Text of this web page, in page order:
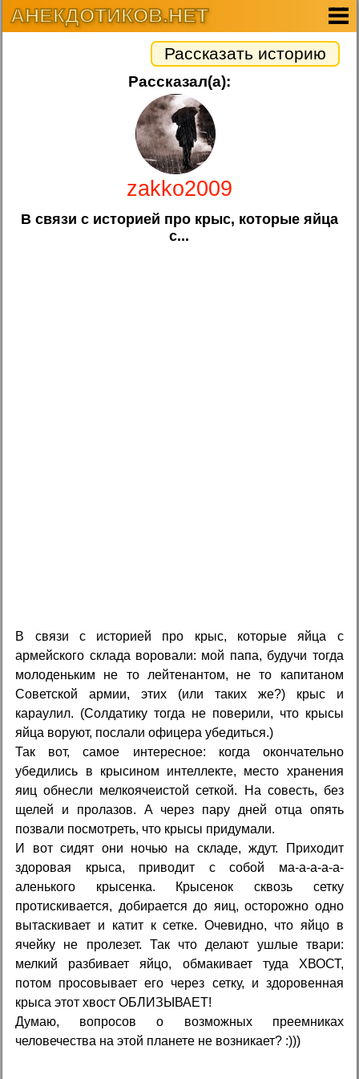
АНЕКДОТИКОВ.НЕТ
Рассказать историю
Рассказал(а):
zakko2009
В связи с историей про крыс, которые яйца
с...
В связи с историей про крыс, которые яйца с
армейского склада воровали: мой папа, будучи тогда
молоденьким не то лейтенантом, не то капитаном
Советской армии, этих (или таких же?) крыс и
караулил. (Солдатику тогда не поверили, что крысы
яйца воруют, послали офицера убедиться.)
Так вот, самое интересное: когда окончательно
убедились в крысином интеллекте, место хранения
яиц обнесли мелкоячеистой сеткой. На совесть, без
щелей и пролазов. А через пару дней отца опять
позвали посмотреть, что крысы придумали.
И вот сидят они ночью на складе, ждут. Приходит
здоровая крыса, приводит с собой ма-а-а-а-а-
аленького крысенка. Крысенок сквозь сетку
протискивается, добирается до яиц, осторожно одно
вытаскивает и катит к сетке. Очевидно, что яйцо в
ячейку не пролезет. Так что делают ушлые твари:
мелкий разбивает яйцо, обмакивает туда ХВОСТ,
потом просовывает его через сетку, и здоровенная
крыса этот хвост ОБЛИЗЫВАЕТ!
Думаю, вопросов о возможных преемниках
человечества на этой планете не возникает? :)))